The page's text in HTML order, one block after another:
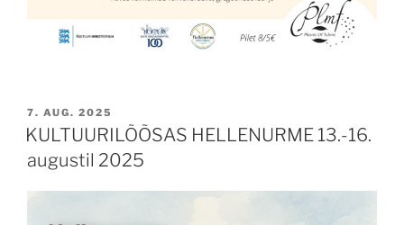
POSTED
ON
7. AUG. 2025
KULTUURILÕÕSAS HELLENURME 13.-16.
augustil 2025